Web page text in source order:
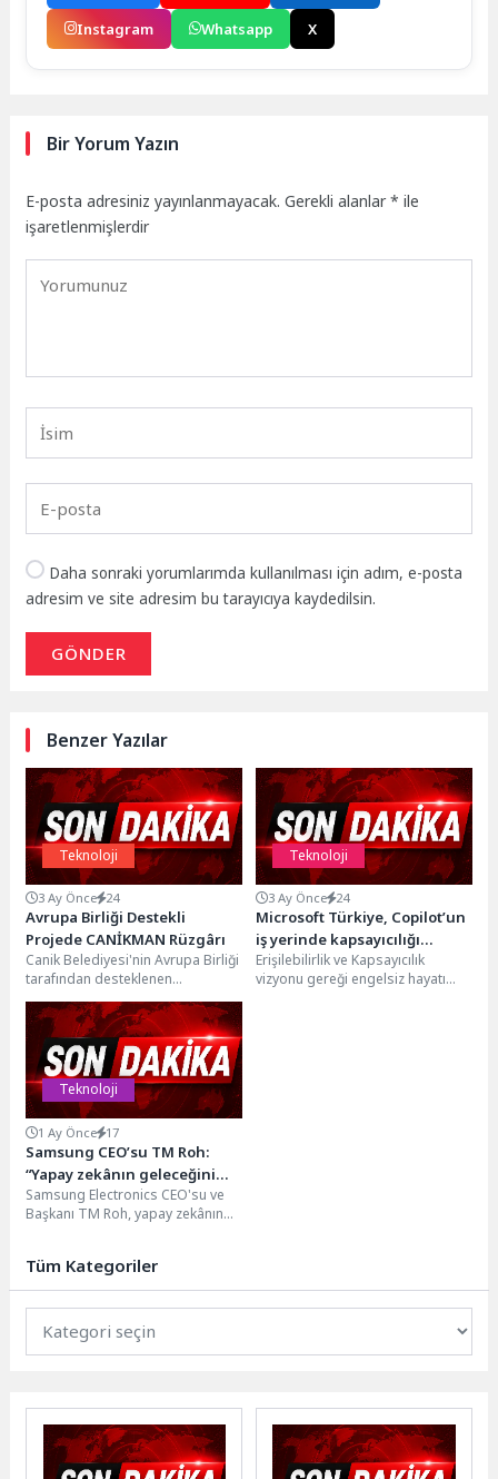
Instagram
Whatsapp X
Bir Yorum Yazın
E-posta adresiniz yayınlanmayacak. Gerekli alanlar* ile
işaretlenmişlerdir
Daha sonraki yorumlarımda kullanılması için adım, e-posta
adresim ve site adresim bu tarayıcıya kaydedilsin.
GÖNDER
Benzer Yazılar
Teknoloji
3 Ay Önce 24
Avrupa Birliği Destekli
Projede CANİKMAN Rüzgârı
Canik Belediyesi'nin Avrupa Birliği
tarafından desteklenen
'Employment 5.0 İstihdam ve
Dijital Girişimcilik' projesinde
Türkiye'nin nüfusa...
Teknoloji
3 Ay Önce 24
Microsoft Türkiye, Copilot’un
iş yerinde kapsayıcılığı
kolaylaştıran özelliklerini
tanıttığı eğitici videolarla
Erişilebilirlik ve Kapsayıcılık
vizyonu gereği engelsiz hayatı
Teknoloji
1 Ay Önce 17
Samsung CEO’su TM Roh:
“Yapay zekânın geleceğini
insanı anlayan teknolojiler
şekillendirecek”
Samsung Electronics CEO'su ve
Başkanı TM Roh, yapay zekânın
Tüm Kategoriler